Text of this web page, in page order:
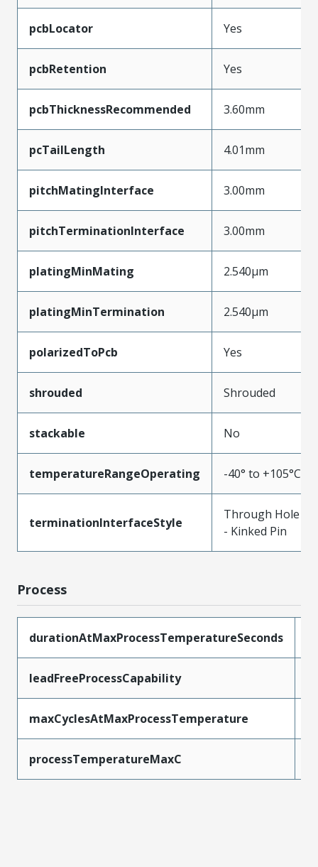
pcbLocator Yes
pcbRetention Yes
pcbThicknessRecommended 3.60mm
pcTailLength 4.01mm
pitchMatingInterface 3.00mm
pitchTerminationInterface 3.00mm
platingMinMating 2.540µm
platingMinTermination 2.540µm
polarizedToPcb Yes
shrouded Shrouded
stackable No
temperatureRangeOperating -40° to +105°C
terminationInterfaceStyle
Through Hole
- Kinked Pin
Process
durationAtMaxProcessTemperatureSeconds
leadFreeProcessCapability
maxCyclesAtMaxProcessTemperature
processTemperatureMaxC